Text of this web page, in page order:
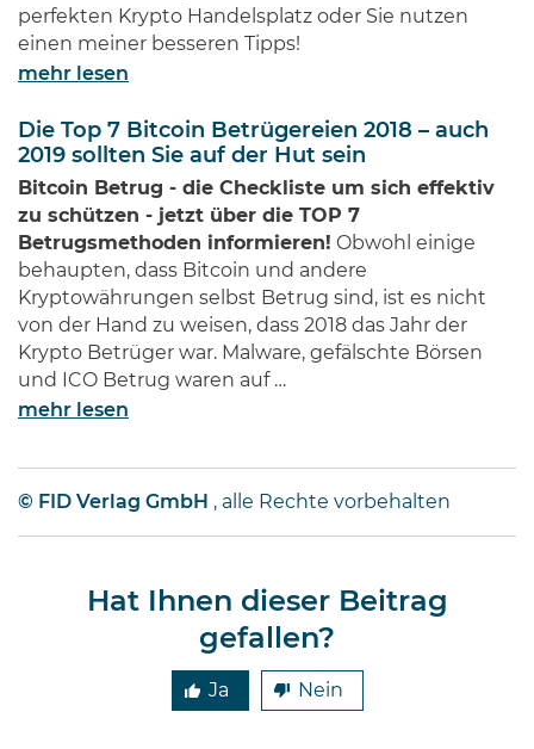
ganzen Welt …
perfekten Krypto Handelsplatz oder Sie nutzen
einen meiner besseren Tipps!
mehr lesen
Die Top 7 Bitcoin Betrügereien 2018 – auch
2019 sollten Sie auf der Hut sein
Bitcoin Betrug - die Checkliste um sich effektiv
zu schützen - jetzt über die TOP 7
Betrugsmethoden informieren! Obwohl einige
behaupten, dass Bitcoin und andere
Kryptowährungen selbst Betrug sind, ist es nicht
von der Hand zu weisen, dass 2018 das Jahr der
Krypto Betrüger war. Malware, gefälschte Börsen
und ICO Betrug waren auf …
mehr lesen
© FID Verlag GmbH , alle Rechte vorbehalten
Hat Ihnen dieser Beitrag
gefallen?
Ja Nein